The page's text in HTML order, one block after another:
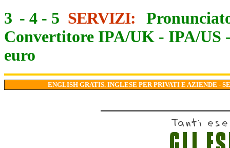
3 - 4 - 5 SERVIZI:
Convertitore IPA/UK - IPA/US
euro
ENGLISH GRATIS. INGLESE PER PRIVATI E AZIENDE -